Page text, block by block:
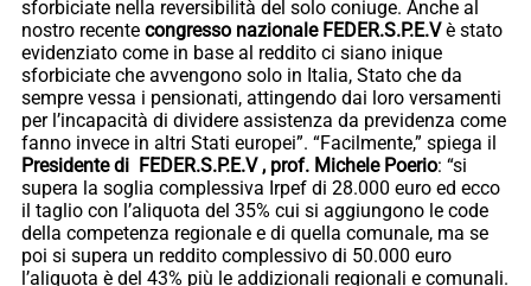
sforbiciate nella reversibilità del solo coniuge. Anche al
nostro recente congresso nazionale FEDER.S.P.E.Vè stato
evidenziato come in base al reddito ci siano inique
sforbiciate che avvengono solo in Italia, Stato che da
sempre vessa i pensionati, attingendo dai loro versamenti
per l’incapacità di dividere assistenza da previdenza come
fanno invece in altri Stati europei”. “Facilmente,” spiega il
Presidente di FEDER.S.P.E.V , prof. Michele Poerio: “si
supera la soglia complessiva Irpef di 28.000 euro ed ecco
il taglio con l’aliquota del 35% cui si aggiungono le code
della competenza regionale e di quella comunale, ma se
poi si supera un reddito complessivo di 50.000 euro
l’aliquota è del 43% più le addizionali regionali e comunali.